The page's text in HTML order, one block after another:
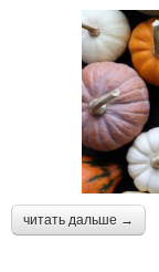
читать дальше →